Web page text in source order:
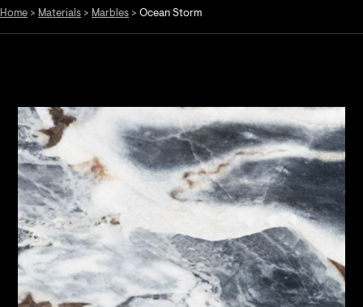
Home > Materials > Marbles > Ocean Storm